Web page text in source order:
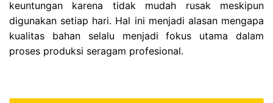
keuntungan karena tidak mudah rusak meskipun
digunakan setiap hari. Hal ini menjadi alasan mengapa
kualitas bahan selalu menjadi fokus utama dalam
proses produksi seragam profesional.